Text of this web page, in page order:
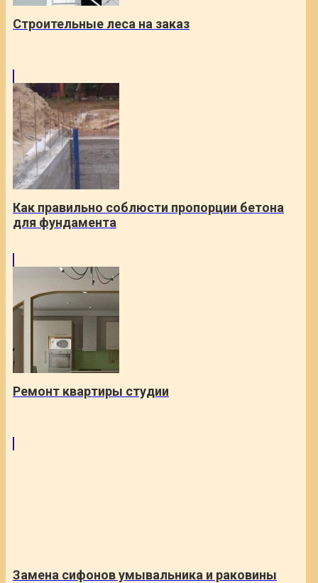
Строительные леса на заказ
Как правильно соблюсти пропорции бетона
для фундамента
Ремонт квартиры студии
Замена сифонов умывальника и раковины